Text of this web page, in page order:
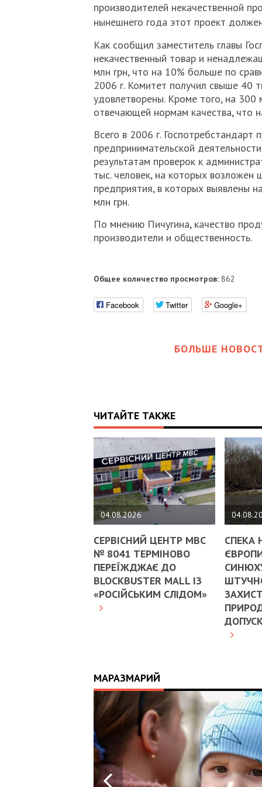
производителей некачественной
нынешнего года этот проект
Как сообщил заместитель главы
некачественный товар и
млн грн, что на 10% больше по
2006 г. Комитет получил свыше 40
удовлетворены. Кроме того, на 300
отвечающей нормам качества, что
Всего в 2006 г. Госпотребстандарт
предпринимательской
результатам проверок к
тыс. человек, на которых
предприятия, в которых выявлены
млн грн.
По мнению Пичугина, качество
производители и общественность.
Общее количество просмотров:862
Facebook Twitter Google+
БОЛЬШЕ
ЧИТАЙТЕ ТАКЖЕ
04.08.2026
СЕРВІСНИЙ ЦЕНТР МВС
№ 8041 ТЕРМІНОВО
ПЕРЕЇЖДЖАЄ ДО
BLOCKBUSTER MALL ІЗ
«РОСІЙСЬКИМ СЛІДОМ»
СПЕКА
МАРАЗМАРИЙ